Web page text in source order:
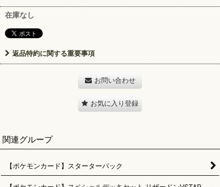
在庫なし
返品特約に関する重要事項
お問い合わせ
お気に入り登録
関連グループ
【ポケモンカード】スターターパック